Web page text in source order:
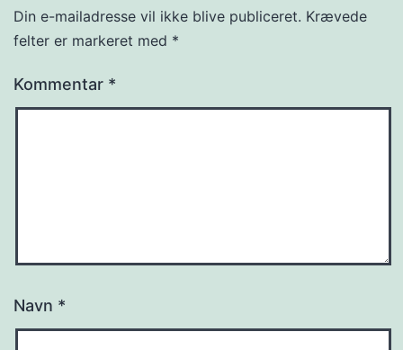
Din e-mailadresse vil ikke blive publiceret. Krævede
felter er markeret med *
Kommentar *
Navn *